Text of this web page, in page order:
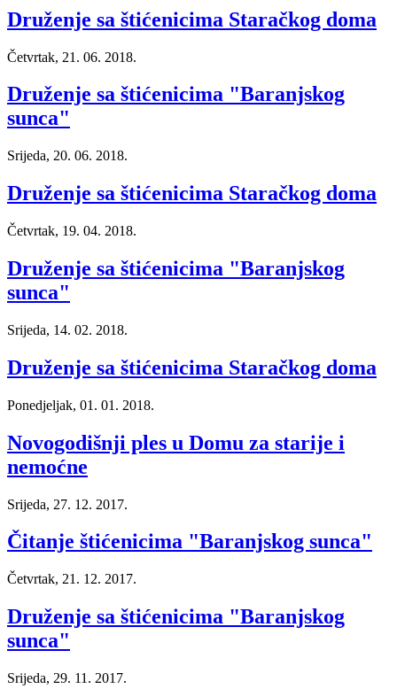
Druženje sa štićenicima Staračkog doma
Četvrtak, 21. 06. 2018.
Druženje sa štićenicima "Baranjskog
sunca"
Srijeda, 20. 06. 2018.
Druženje sa štićenicima Staračkog doma
Četvrtak, 19. 04. 2018.
Druženje sa štićenicima "Baranjskog
sunca"
Srijeda, 14. 02. 2018.
Druženje sa štićenicima Staračkog doma
Ponedjeljak, 01. 01. 2018.
Novogodišnji ples u Domu za starije i
nemoćne
Srijeda, 27. 12. 2017.
Čitanje štićenicima "Baranjskog sunca"
Četvrtak, 21. 12. 2017.
Druženje sa štićenicima "Baranjskog
sunca"
Srijeda, 29. 11. 2017.